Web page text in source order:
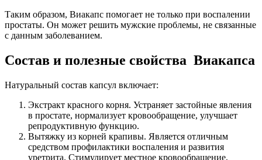
Таким образом, Виакапс помогает не только при воспалении
простаты. Он может решить мужские проблемы, не связанные
с данным заболеванием.
Состав и полезные свойства Виакапса
Натуральный состав капсул включает:
Экстракт красного корня. Устраняет застойные явления
в простате, нормализует кровообращение, улучшает
репродуктивную функцию.
Вытяжку из корней крапивы. Является отличным
средством профилактики воспаления и развития
уретрита. Стимулирует местное кровообращение,